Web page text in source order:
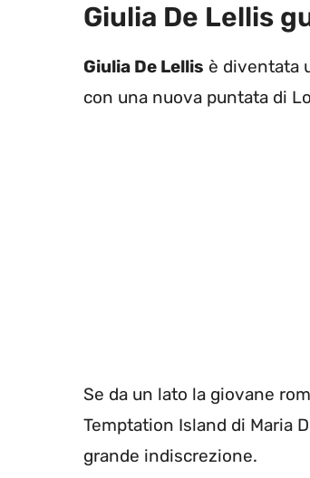
Giulia De Lellis
Giulia De Lellis è diventata
con una nuova puntata di
Se da un lato la giovane
Temptation Island di Maria
grande indiscrezione.